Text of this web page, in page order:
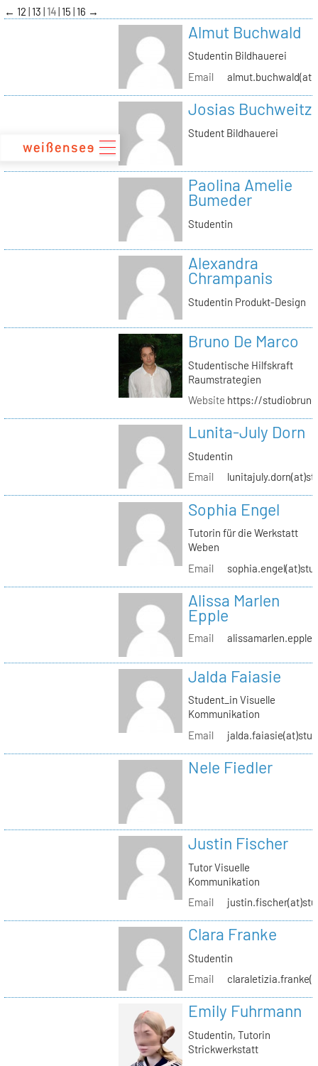
zum
Inhalt
← 12 13 14 15 16 →
Almut Buchwald
Studentin Bildhauerei
Email
Josias Buchweitz
Student Bildhauerei
Paolina Amelie
Bumeder
Studentin
Alexandra
Chrampanis
Studentin Produkt-Design
Bruno De Marco
Studentische Hilfskraft
Raumstrategien
Website https://
Lunita-July Dorn
Studentin
Email
Sophia Engel
Tutorin für die Werkstatt
Weben
Email
Alissa Marlen
Epple
Email
Jalda Faiasie
Student_in Visuelle
Kommunikation
Email
Nele Fiedler
Justin Fischer
Tutor Visuelle
Kommunikation
Email
Clara Franke
Studentin
Email
Emily Fuhrmann
Studentin, Tutorin
Strickwerkstatt